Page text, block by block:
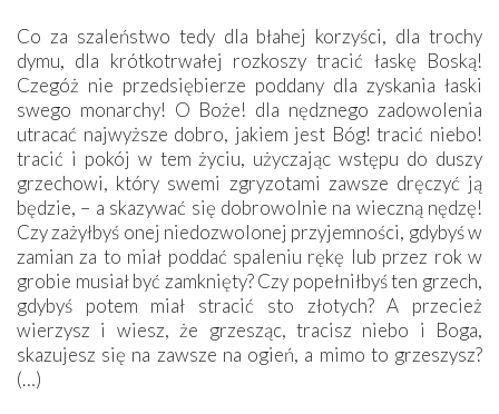
Co za szaleństwo tedy dla błahej korzyści, dla trochy
dymu, dla krótkotrwałej rozkoszy tracić łaskę Boską!
Czegóż nie przedsiębierze poddany dla zyskania łaski
swego monarchy! O Boże! dla nędznego zadowolenia
utracać najwyższe dobro, jakiem jest Bóg! tracić niebo!
tracić i pokój w tem życiu, użyczając wstępu do duszy
grzechowi, który swemi zgryzotami zawsze dręczyć ją
będzie, – a skazywać się dobrowolnie na wieczną nędzę!
Czy zażyłbyś onej niedozwolonej przyjemności, gdybyś w
zamian za to miał poddać spaleniu rękę lub przez rok w
grobie musiał być zamknięty? Czy popełniłbyś ten grzech,
gdybyś potem miał stracić sto złotych? A przecież
wierzysz i wiesz, że grzesząc, tracisz niebo i Boga,
skazujesz się na zawsze na ogień, a mimo to grzeszysz?
(…)